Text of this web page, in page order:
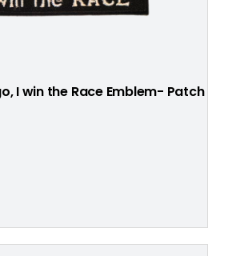
I win the Race Emblem- Patch